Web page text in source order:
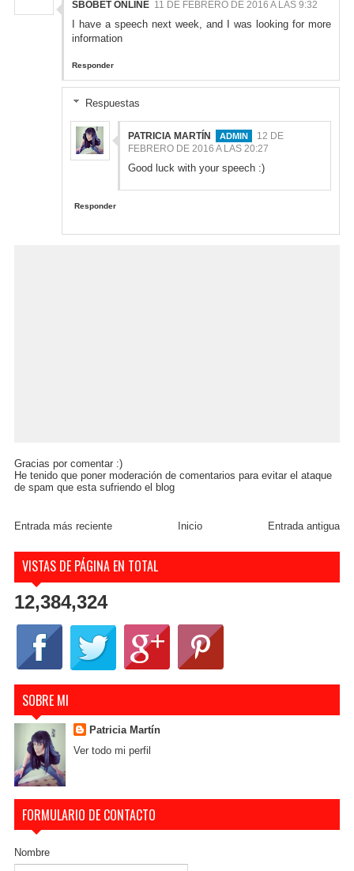
SBOBET ONLINE 11 DE FEBRERO DE 2016 A LAS 9:32
I have a speech next week, and I was looking for more
information
Responder
Respuestas
PATRICIA MARTÍN
12 DE
FEBRERO DE 2016 A LAS 20:27
Good luck with your speech :)
Responder
Gracias por comentar :)
He tenido que poner moderación de comentarios para evitar el ataque
de spam que esta sufriendo el blog
Entrada más reciente Entrada antigua
Inicio
VISTAS DE PÁGINA EN TOTAL
12,384,324
SOBRE MI
Patricia Martín
Ver todo mi perfil
FORMULARIO DE CONTACTO
Nombre